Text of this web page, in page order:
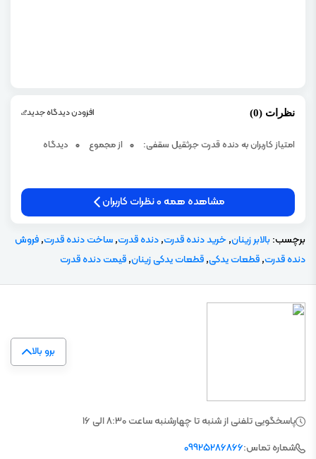
خرابی آن جلوگیری شود.
بهتر است بدانید:شفت دنده رابط
برخی از انواع آن عبارتند از:
دنده قدرت حلزونی:
دارای ضریب لغزش پایینی است و برای کاربردهایی که نیاز به انتقال
انتقال نیرو با دقت بسیار بالا است، مناسب است.
در هنگام انتخاب لازم است که عوامل مختلفی را در نظر گرفت. برخی از عوامل موثر در
انتخاب عبارتند از:
نظرات (0) افزودن دیدگاه جدید
امتیاز کاربران به دنده قدرت جرثقیل سقفی: 0 از مجموع 0 دیدگاه
مشاهده همه 0 نظرات کاربران
برچسب:بالابر زینان,خرید دنده قدرت,دنده قدرت,ساخت دنده قدرت,فروش
دنده قدرت,قطعات یدکی,قطعات یدکی زینان,قیمت دنده قدرت
برو بالا
پاسخگویی تلفنی از شنبه تا چهارشنبه ساعت 8:30 الی 16
شماره تماس:09925286866